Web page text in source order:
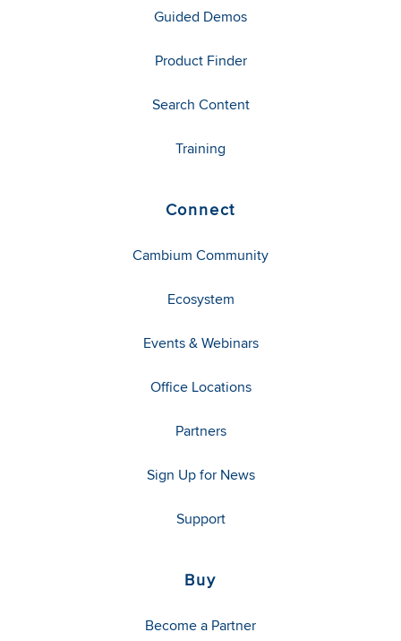
Guided Demos
Product Finder
Search Content
Training
Connect
Cambium Community
Ecosystem
Events & Webinars
Office Locations
Partners
Sign Up for News
Support
Buy
Become a Partner